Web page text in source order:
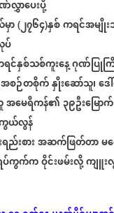
ာပေးပို့
ာ (၂၇၆၄)နှစ်ကရင်အမျိုး
ပ်
င်နှစ်သစ်ကူးနေ့ဂုဏ်ပြု
အစဉ်တစိုက်နှိုးဆော်သူ၊ဒ
အမေရိကန်၏၃၉ဦးမြောက်
ယ်လွန်
ည်းစားအဆက်ဖြတ်တာမ
ပ်ကွက်ကဝိုင်းဖမ်းလို့ကျူး